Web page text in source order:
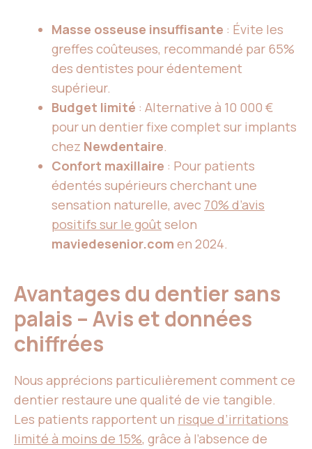
Masse osseuse insuffisante : Évite les
greffes coûteuses, recommandé par 65%
des dentistes pour édentement
supérieur.
Budget limité : Alternative à 10 000 €
pour un dentier fixe complet sur implants
chez Newdentaire.
Confort maxillaire : Pour patients
édentés supérieurs cherchant une
sensation naturelle, avec 70% d’avis
positifs sur le goûtselon
maviedesenior.com en 2024.
Avantages du dentier sans
palais – Avis et données
chiffrées
Nous apprécions particulièrement comment ce
dentier restaure une qualité de vie tangible.
Les patients rapportent un risque d’irritations
limité à moins de 15%, grâce à l’absence de